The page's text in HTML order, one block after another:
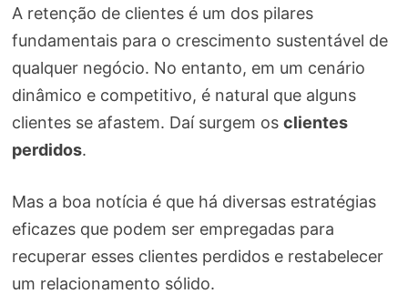
A retenção de clientes é um dos pilares
fundamentais para o crescimento sustentável de
qualquer negócio. No entanto, em um cenário
dinâmico e competitivo, é natural que alguns
clientes se afastem. Daí surgem os clientes
perdidos.
Mas a boa notícia é que há diversas estratégias
eficazes que podem ser empregadas para
recuperar esses clientes perdidos e restabelecer
um relacionamento sólido.